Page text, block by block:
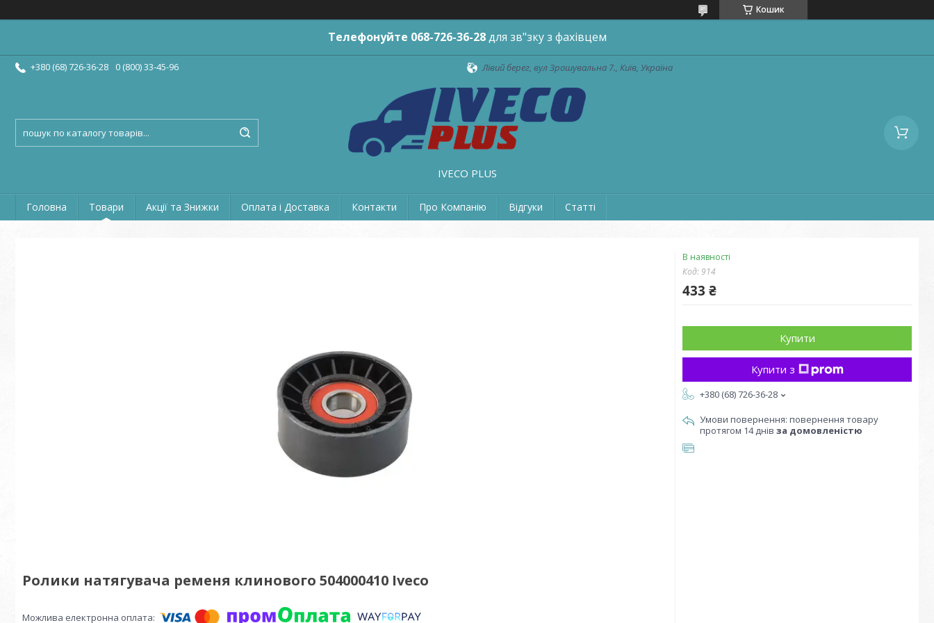
Кошик
Телефонуйте 068-726-36-28для зв"зку з фахівцем
+380 (68) 726-36-28 0 (800) 33-45-96 Лівий берег, вул Зрошувальна 7., Київ, Україна
IVECO PLUS
Головна Товари Акції та Знижки Оплата і Доставка Контакти Про Компанію Відгуки Статті
Ролики натягувача ременя клинового 504000410 Iveco
В наявності
Код:914
433 ₴
Купити
Купити з
+380 (68) 726-36-28
повернення товару
протягом 14 днів за домовленістю